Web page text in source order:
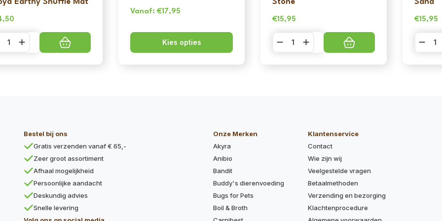
Vanaf: €17,95
Kies opties
€15,95
&
2.0
€15,95
&
2.0
Bestel bij ons
Gratis verzenden vanaf € 65,-
Zeer groot assortiment
Afhaal mogelijkheid
Persoonlijke aandacht
Deskundig advies
Snelle levering
Onze Merken
Akyra
Anibio
Bandit
Buddy's dierenvoeding
Bugs for Pets
Boil & Broth
Klantenservice
Contact
Wie zijn wij
Veelgestelde vragen
Betaalmethoden
Verzending en bezorging
Klachtenprocedure